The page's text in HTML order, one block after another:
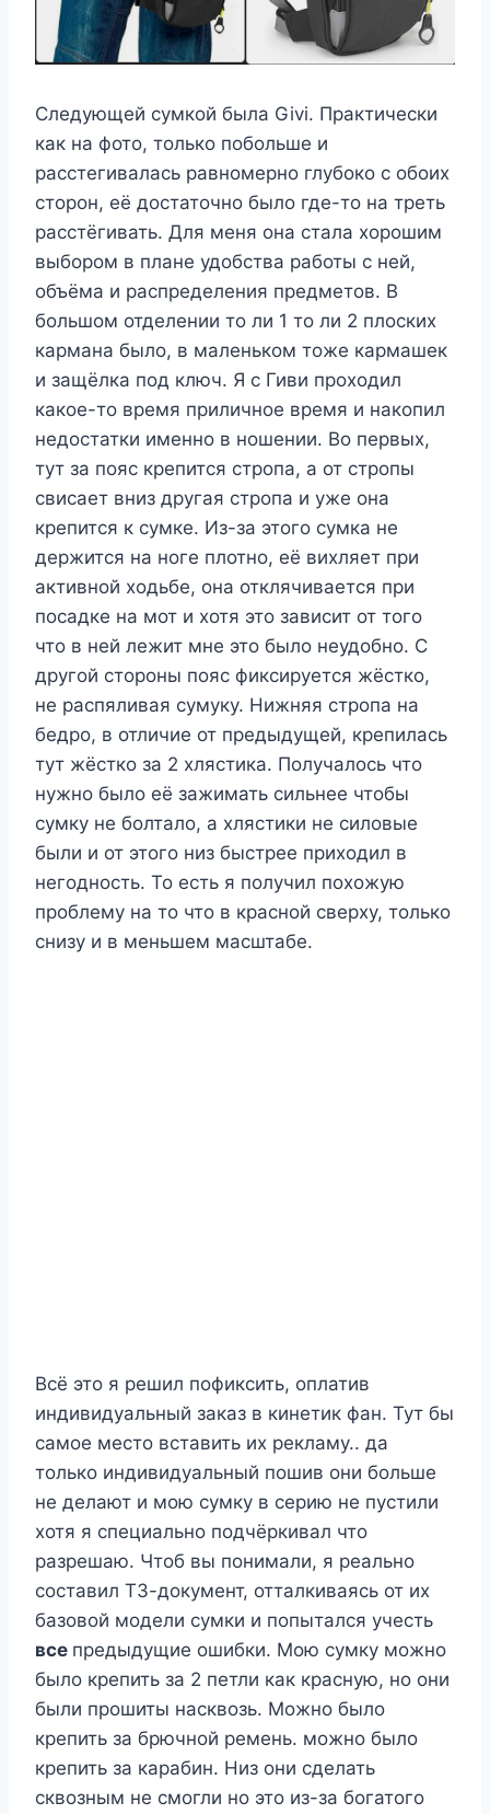
Следующей сумкой была Givi. Практически
как на фото, только побольше и
расстегивалась равномерно глубоко с обоих
сторон, её достаточно было где-то на треть
расстёгивать. Для меня она стала хорошим
выбором в плане удобства работы с ней,
объёма и распределения предметов. В
большом отделении то ли 1 то ли 2 плоских
кармана было, в маленьком тоже кармашек
и защёлка под ключ. Я с Гиви проходил
какое-то время приличное время и накопил
недостатки именно в ношении. Во первых,
тут за пояс крепится стропа, а от стропы
свисает вниз другая стропа и уже она
крепится к сумке. Из-за этого сумка не
держится на ноге плотно, её вихляет при
активной ходьбе, она отклячивается при
посадке на мот и хотя это зависит от того
что в ней лежит мне это было неудобно. С
другой стороны пояс фиксируется жёстко,
не распяливая сумуку. Нижняя стропа на
бедро, в отличие от предыдущей, крепилась
тут жёстко за 2 хлястика. Получалось что
нужно было её зажимать сильнее чтобы
сумку не болтало, а хлястики не силовые
были и от этого низ быстрее приходил в
негодность. То есть я получил похожую
проблему на то что в красной сверху, только
снизу и в меньшем масштабе.
Всё это я решил пофиксить, оплатив
индивидуальный заказ в кинетик фан. Тут бы
самое место вставить их рекламу.. да
только индивидуальный пошив они больше
не делают и мою сумку в серию не пустили
хотя я специально подчёркивал что
разрешаю. Чтоб вы понимали, я реально
составил ТЗ-документ, отталкиваясь от их
базовой модели сумки и попытался учесть
все предыдущие ошибки. Мою сумку можно
было крепить за 2 петли как красную, но они
были прошиты насквозь. Можно было
крепить за брючной ремень. можно было
крепить за карабин. Низ они сделать
сквозным не смогли но это из-за богатого